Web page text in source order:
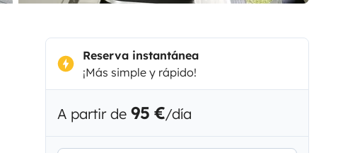
Reserva instantánea
¡Más simple y rápido!
A partir de 95 €/día